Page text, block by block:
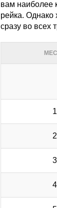
вам наиболее
рейка. Однако
сразу во всех
1
2
3
4